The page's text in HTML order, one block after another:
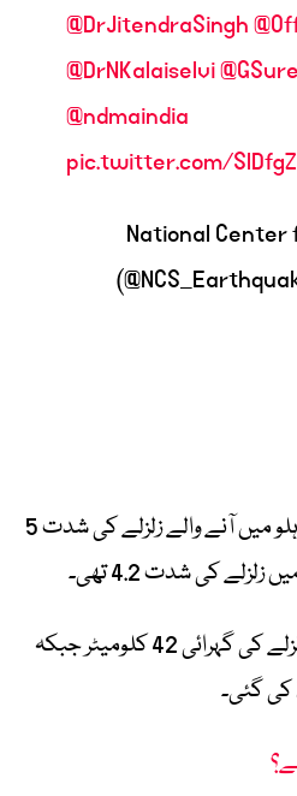
@DrJitendraSingh
@DrNKalaiselvi
@ndmaindia
pic.twitter.com/
— National
زلزلہ پیما مرکز کے مطابق کوہلو میں آنے والے زلزلے کی شدت 5
کی شدت 4.2 تھی۔
حکام کے مطابق سبی میں زلزلے کی گہرائی 42 کلومیٹر جبکہ